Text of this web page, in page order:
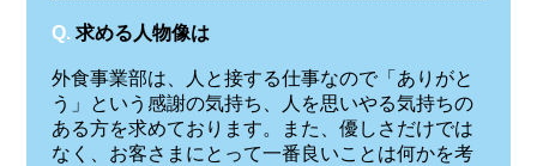
Q. 求める人物像は
外食事業部は、人と接する仕事なので「ありがと
う」という感謝の気持ち、人を思いやる気持ちの
ある方を求めております。また、優しさだけでは
なく、お客さまにとって一番良いことは何かを考